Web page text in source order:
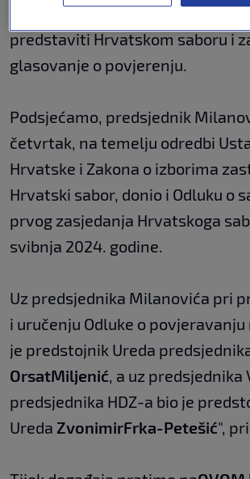
Plenković dužan je program
predstaviti Hrvatskom saboru i
glasovanje o povjerenju.
Podsjećamo, predsjednik
četvrtak, na temelju odredbi
Hrvatske i Zakona o izborima
Hrvatski sabor, donio i Odluku o
prvog zasjedanja Hrvatskoga
svibnja 2024. godine.
Uz predsjednika Milanovića pri
i uručenju Odluke o
je predstojnik Ureda
OrsatMiljenić, a uz predsjednika
predsjednika HDZ-a bio je
Ureda ZvonimirFrka-Petešić",